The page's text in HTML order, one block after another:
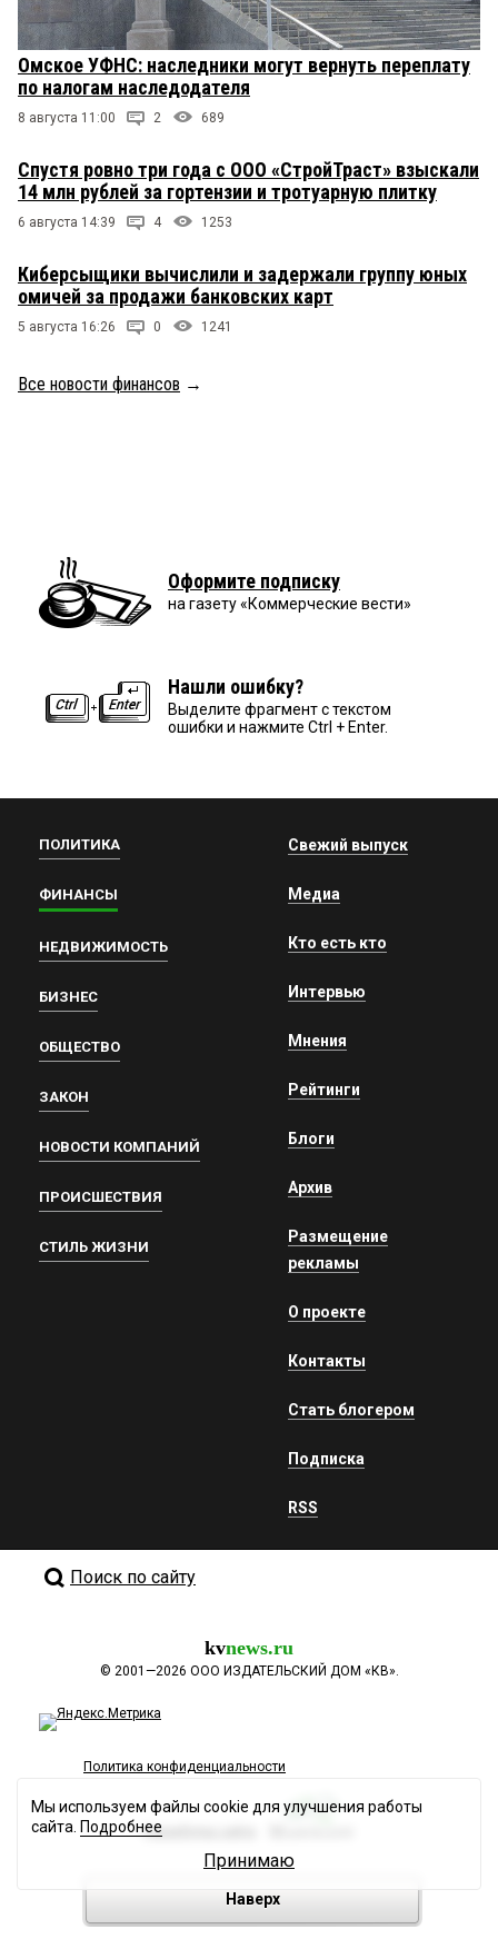
Омское УФНС: наследники могут вернуть переплату
по налогам наследодателя
8 августа 11:00 2 689
Спустя ровно три года с ООО «СтройТраст» взыскали
14 млн рублей за гортензии и тротуарную плитку
6 августа 14:39 4 1253
Киберсыщики вычислили и задержали группу юных
омичей за продажи банковских карт
5 августа 16:26 0 1241
Все новости финансов →
Оформите подписку
на газету «Коммерческие вести»
Нашли ошибку?
Выделите фрагмент с текстом
ошибки и нажмите Ctrl + Enter.
ПОЛИТИКА
ФИНАНСЫ
НЕДВИЖИМОСТЬ
БИЗНЕС
ОБЩЕСТВО
ЗАКОН
НОВОСТИ КОМПАНИЙ
ПРОИСШЕСТВИЯ
СТИЛЬ ЖИЗНИ
Свежий выпуск
Медиа
Кто есть кто
Интервью
Мнения
Рейтинги
Блоги
Архив
Размещение
рекламы
О проекте
Контакты
Стать блогером
Подписка
RSS
Поиск по сайту
kvnews.ru
© 2001—2026 ООО ИЗДАТЕЛЬСКИЙ ДОМ «КВ».
Политика конфиденциальности
Разработка сайта
Наверх
Мы используем файлы cookie для улучшения работы
сайта. Подробнее
Принимаю